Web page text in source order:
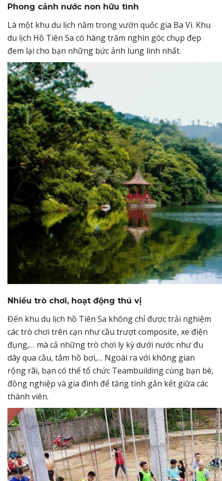
Phong cảnh nước non hữu tình
Là một khu du lịch nằm trong vườn quốc gia Ba Vì. Khu
du lịch Hồ Tiên Sa có hàng trăm nghìn góc chụp đẹp
đem lại cho bạn những bức ảnh lung linh nhất.
Nhiều trò chơi, hoạt động thú vị
Đến khu du lịch hồ Tiên Sa không chỉ được trải nghiệm
các trò chơi trên cạn như cầu trượt composite, xe điện
đụng,… mà cả những trò chơi ly kỳ dưới nước như đu
dây qua cầu, tắm hồ bơi,… Ngoài ra với không gian
rộng rãi, bạn có thể tổ chức Teambuilding cùng bạn bè,
đồng nghiệp và gia đình để tăng tính gắn kết giữa các
thành viên.